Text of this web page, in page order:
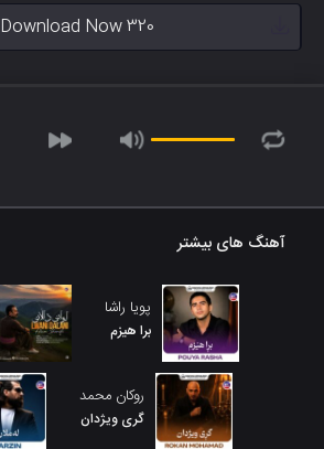
Download Now 320
آهنگ های بیشتر
پویا راشا
برا هیزم
روکان محمد
گری ویژدان